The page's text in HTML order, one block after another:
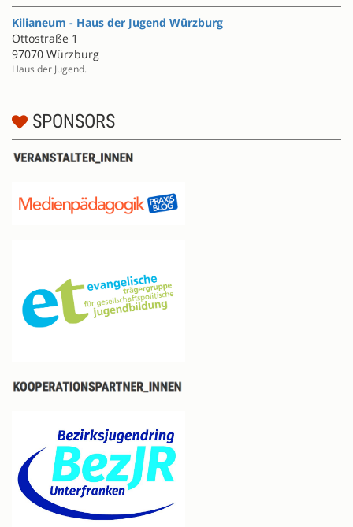
Kilianeum - Haus der Jugend Würzburg
Ottostraße 1
97070 Würzburg
Haus der Jugend.
SPONSORS